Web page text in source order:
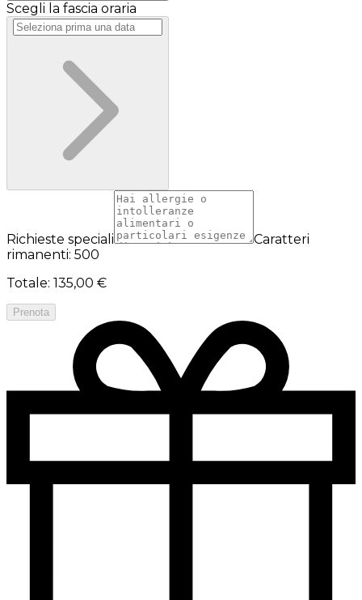
Scegli la fascia oraria
Richieste speciali
Caratteri
rimanenti: 500
Totale: 135,00 €
Prenota